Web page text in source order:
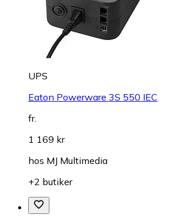
UPS
Eaton Powerware 3S 550 IEC
fr.
1 169 kr
hos MJ Multimedia
+2 butiker